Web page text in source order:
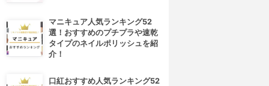
マニキュア人気ランキング52
選！おすすめのプチプラや速乾
タイプのネイルポリッシュを紹
介！
口紅おすすめ人気ランキング52